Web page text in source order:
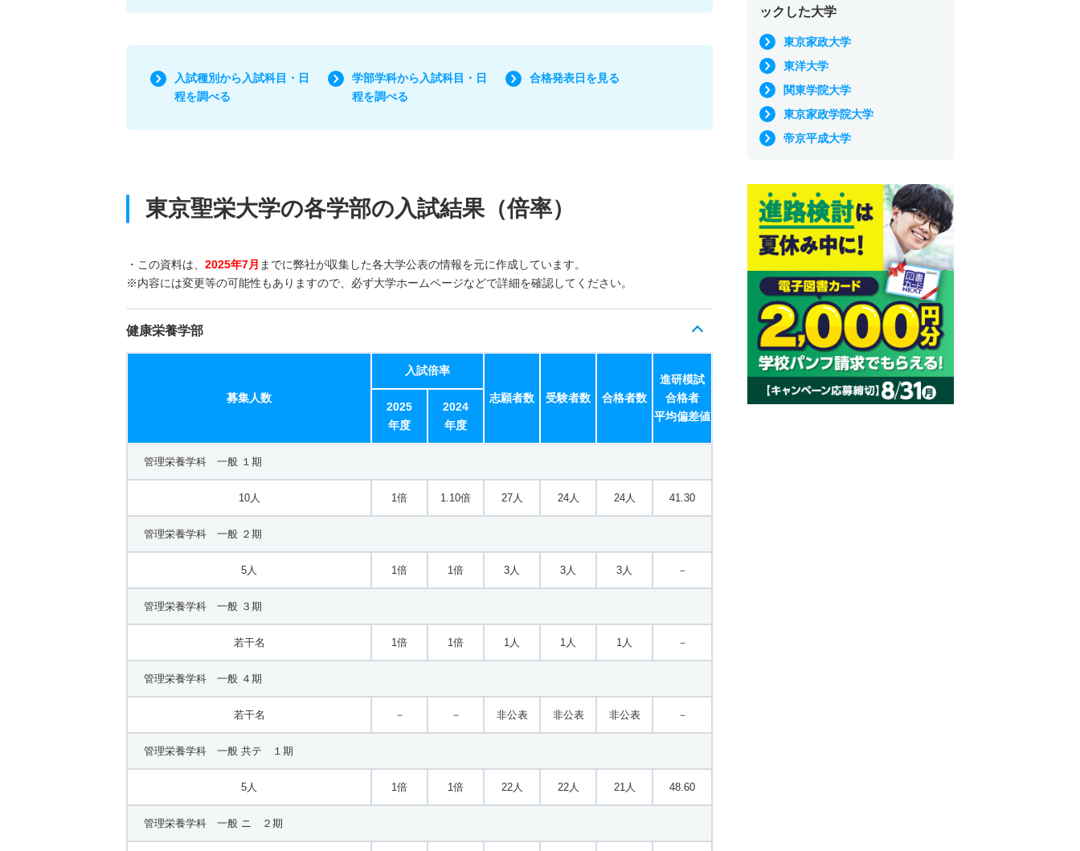
入試種別から入試科目・日
程を調べる
学部学科から入試科目・日
程を調べる
合格発表日を見る
東京聖栄大学の各学部の入試結果（倍率）
・この資料は、 2025年7月 までに弊社が収集した各大学公表の情報を元に作成しています。
※内容には変更等の可能性もありますので、必ず大学ホームページなどで詳細を確認してください。
健康栄養学部
募集人数
入試倍率
志願者数 受験者数 合格者数
進研模試
合格者
平均偏差値
2025
年度
2024
年度
管理栄養学科 一般 １期
10人 1倍 1.10倍 27人 24人 24人 41.30
管理栄養学科 一般 ２期
5人 1倍 1倍 3人 3人 3人 －
管理栄養学科 一般 ３期
若干名 1倍 1倍 1人 1人 1人 －
管理栄養学科 一般 ４期
若干名 － － 非公表 非公表 非公表 －
管理栄養学科 一般 共テ １期
5人 1倍 1倍 22人 22人 21人 48.60
管理栄養学科 一般 ニ ２期
ックした大学
東京家政大学
東洋大学
関東学院大学
東京家政学院大学
帝京平成大学